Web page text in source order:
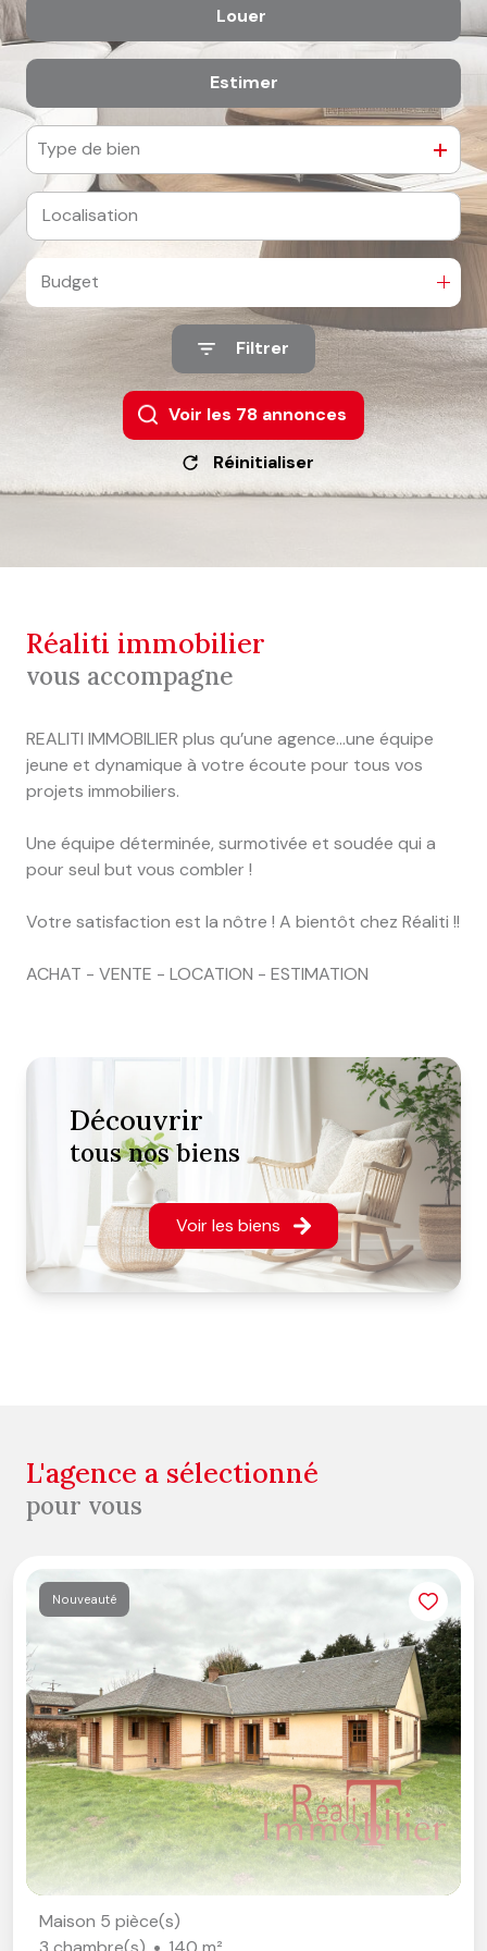
Louer
De l'immo pro
Estimer
Type de bien
Budget
Filtrer
Voir les 78 annonces
Réinitialiser
découvrir
tous nos biens
Voir les biens
réaliti immobilier
vous accompagne
REALITI IMMOBILIER plus qu’une agence...une équipe
jeune et dynamique à votre écoute pour tous vos
projets immobiliers.
Une équipe déterminée, surmotivée et soudée qui a
pour seul but vous combler !
Votre satisfaction est la nôtre ! A bientôt chez Réaliti !!
ACHAT - VENTE - LOCATION - ESTIMATION
l'agence a sélectionné
pour vous
Nouveauté
Maison 5 pièce(s)